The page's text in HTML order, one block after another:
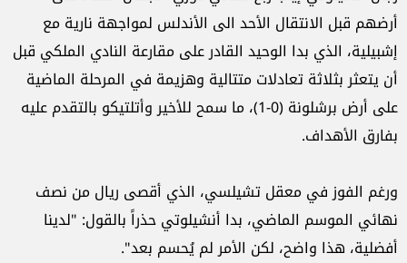
أرضهم قبل الانتقال الأحد الى الأندلس لمواجهة نارية مع
إشبيلية، الذي بدا الوحيد القادر على مقارعة النادي الملكي قبل
أن يتعثر بثلاثة تعادلات متتالية وهزيمة في المرحلة الماضية
على أرض برشلونة (0-1)، ما سمح للأخير وأتلتيكو بالتقدم عليه
بفارق الأهداف.
ورغم الفوز في معقل تشيلسي، الذي أقصى ريال من نصف
نهائي الموسم الماضي، بدا أنشيلوتي حذراً بالقول: "لدينا
أفضلية، هذا واضح، لكن الأمر لم يُحسم بعد".